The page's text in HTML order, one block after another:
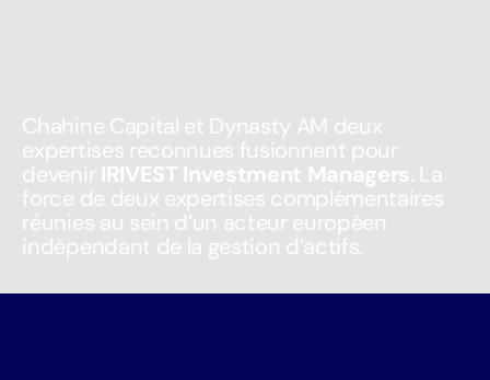
Chahine Capital et Dynasty AM deux
expertises reconnues fusionnent pour
devenir IRIVEST Investment Managers. La
force de deux expertises complémentaires
réunies au sein d’un acteur européen
indépendant de la gestion d’actifs.